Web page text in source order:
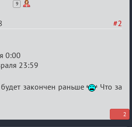
9
#2
0:00
23:59
закончен раньше
Что за
2